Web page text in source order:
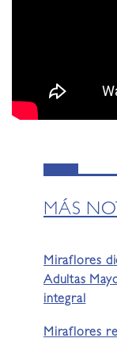
MÁS
Miraflores
Adultas
integral
Miraflores